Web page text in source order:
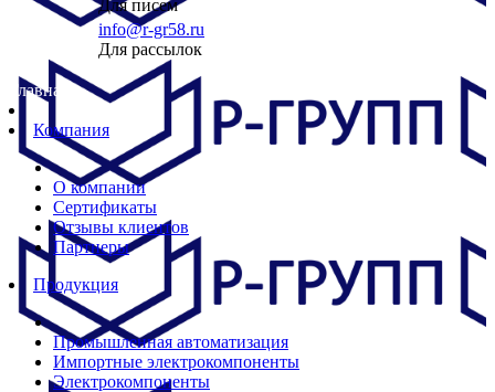
Для писем
info@r-gr58.ru
Для рассылок
Главная
Компания
О компании
Сертификаты
Отзывы клиентов
Партнеры
Продукция
Промышленная автоматизация
Импортные электрокомпоненты
Электрокомпоненты